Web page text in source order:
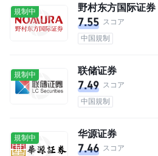
規制中 野村东方国际证券
7.55 スコア
中国規制
規制中 联储证券
7.49 スコア
中国規制
規制中 华源证券
7.46 スコア